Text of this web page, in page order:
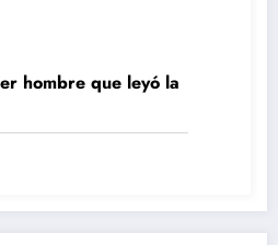
hombre que leyó la